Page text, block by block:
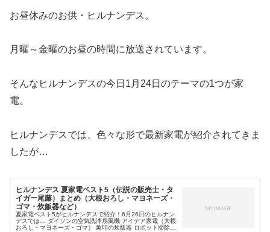
お昼休みのお供・ヒルナンデス。
月曜～金曜のお昼の時間に放送されています。
そんなヒルナンデスの今日1月24日のテーマの1つが家
電。
ヒルナンデスでは、色々な形で最新家電が紹介されてきま
したが…
ヒルナンデス 夏家電ベスト5（伝説の販売士・タ
イガー尾藤）まとめ（大根おろし・マヨネーズ・
ゴマ・炊飯器など）
夏家電ベスト5がヒルナンデスで紹介！6月26日のヒルナン
デスでは… ダイソンの空気洗浄扇風機 アイデア家電（大根
おろし・マヨネーズ・ゴマ） 象印の炊飯器 ロボット掃除